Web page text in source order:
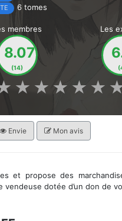
6 tomes
membres
8.07
(14)
Les
★
★
★
★
★
Envie Mon avis
et propose des
dotée d’un don de